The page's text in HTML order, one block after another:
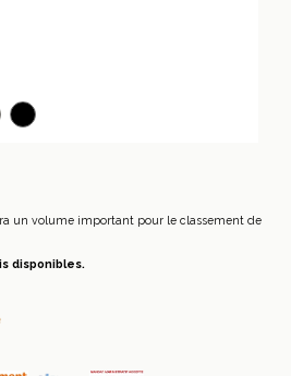
veiné
Noir
un volume important pour le classement de
disponibles.